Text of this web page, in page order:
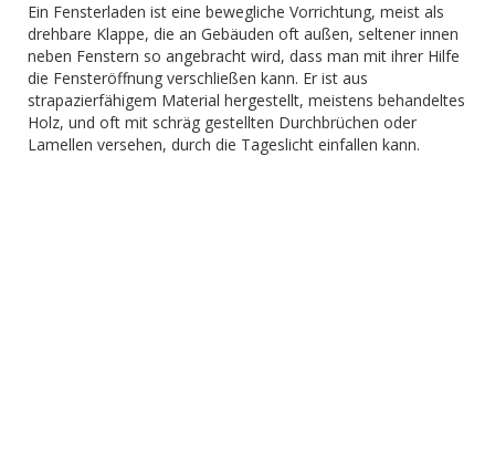
Ein Fensterladen ist eine bewegliche Vorrichtung, meist als
drehbare Klappe, die an Gebäuden oft außen, seltener innen
neben Fenstern so angebracht wird, dass man mit ihrer Hilfe
die Fensteröffnung verschließen kann. Er ist aus
strapazierfähigem Material hergestellt, meistens behandeltes
Holz, und oft mit schräg gestellten Durchbrüchen oder
Lamellen versehen, durch die Tageslicht einfallen kann.